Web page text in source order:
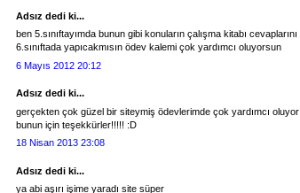
Adsız dedi ki...
ben 5.sınıftayımda bunun gibi konuların çalışma kitabı cevaplarını
6.sınıftada yapıcakmısın ödev kalemi çok yardımcı oluyorsun
6 Mayıs 2012 20:12
Adsız dedi ki...
gerçekten çok güzel bir siteymiş ödevlerimde çok yardımcı oluyor
bunun için teşekkürler!!!!! :D
18 Nisan 2013 23:08
Adsız dedi ki...
ya abi aşırı işime yaradı site süper